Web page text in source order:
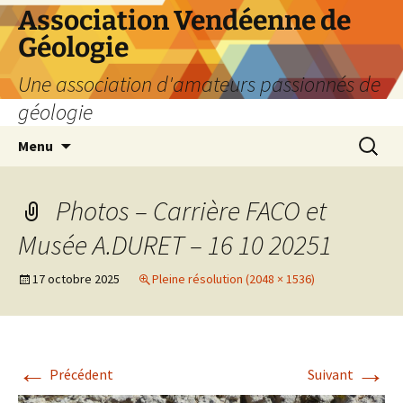
Aller
au
contenu
Association Vendéenne de
Géologie
Une association d'amateurs passionnés de
géologie
Menu
Photos – Carrière FACO et
Musée A.DURET – 16 10 20251
17 octobre 2025 Pleine résolution (2048 × 1536)
← Précédent Suivant →